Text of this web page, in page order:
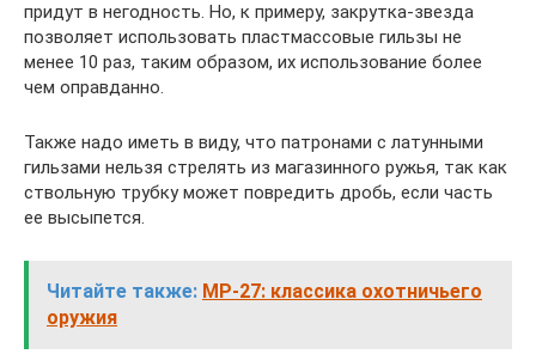
придут в негодность. Но, к примеру, закрутка-звезда
позволяет использовать пластмассовые гильзы не
менее 10 раз, таким образом, их использование более
чем оправданно.
Также надо иметь в виду, что патронами с латунными
гильзами нельзя стрелять из магазинного ружья, так как
ствольную трубку может повредить дробь, если часть
ее высыпется.
Читайте также: МР-27: классика охотничьего
оружия